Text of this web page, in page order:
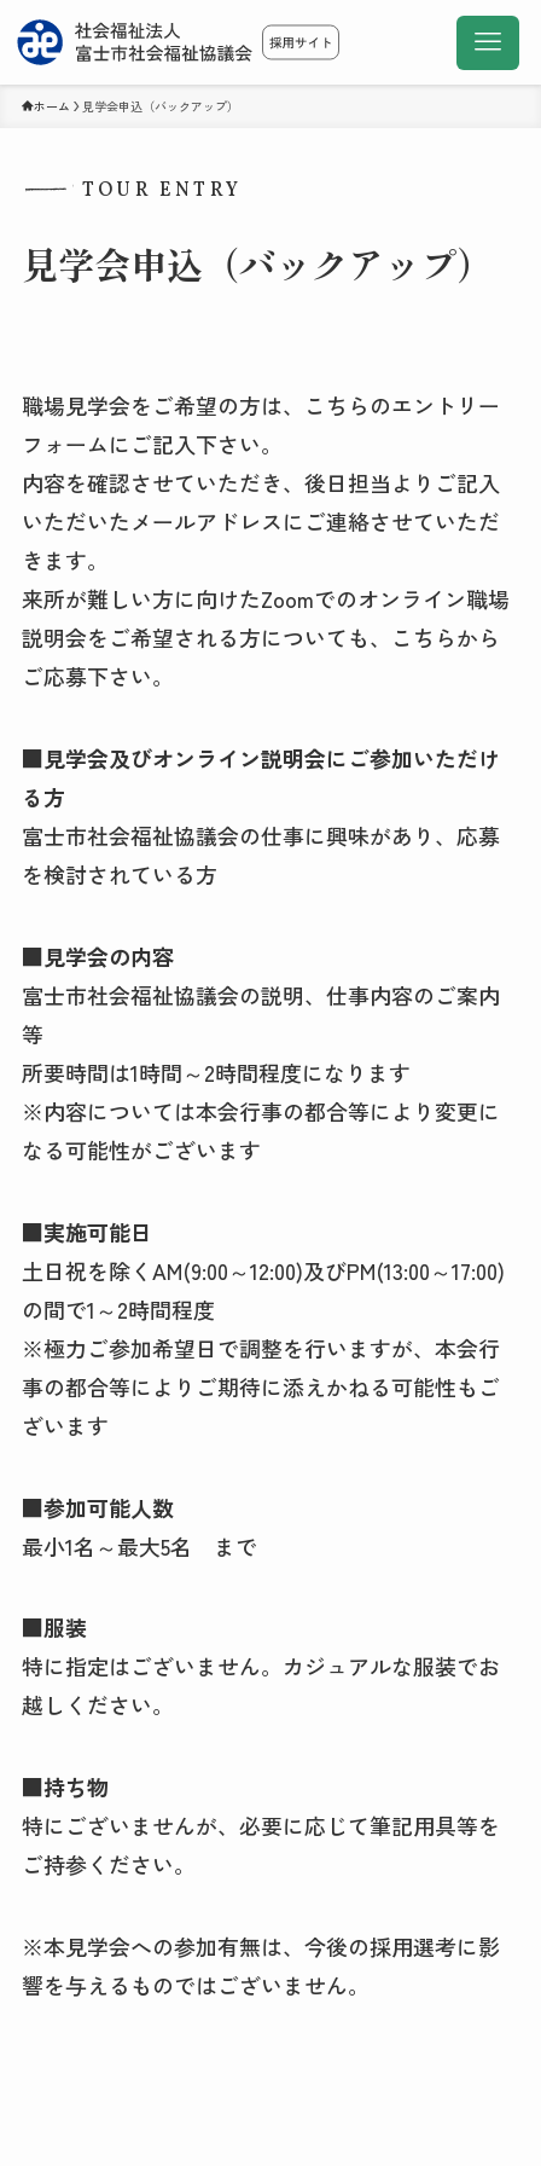
ホーム 見学会申込（バックアップ）
見学会申込（バックアップ）
TOUR ENTRY
職場見学会をご希望の方は、こちらのエントリー
フォームにご記入下さい。
内容を確認させていただき、後日担当よりご記入
いただいたメールアドレスにご連絡させていただ
きます。
来所が難しい方に向けたZoomでのオンライン職場
説明会をご希望される方についても、こちらから
ご応募下さい。
■見学会及びオンライン説明会にご参加いただけ
る方
富士市社会福祉協議会の仕事に興味があり、応募
を検討されている方
■見学会の内容
富士市社会福祉協議会の説明、仕事内容のご案内
等
所要時間は1時間～2時間程度になります
※内容については本会行事の都合等により変更に
なる可能性がございます
■実施可能日
土日祝を除くAM(9:00～12:00)及びPM(13:00～17:00)
の間で1～2時間程度
※極力ご参加希望日で調整を行いますが、本会行
事の都合等によりご期待に添えかねる可能性もご
ざいます
■参加可能人数
最小1名～最大5名 まで
■服装
特に指定はございません。カジュアルな服装でお
越しください。
■持ち物
特にございませんが、必要に応じて筆記用具等を
ご持参ください。
※本見学会への参加有無は、今後の採用選考に影
響を与えるものではございません。